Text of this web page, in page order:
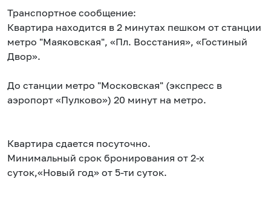
Транспортное сообщение:
Квартира находится в 2 минутах пешком от станции
метро "Маяковская", «Пл. Восстания», «Гостиный
Двор».
До станции метро "Московская" (экспресс в
аэропорт «Пулково») 20 минут на метро.
Квартира сдается посуточно.
Минимальный срок бронирования от 2-х
суток,«Новый год» от 5-ти суток.